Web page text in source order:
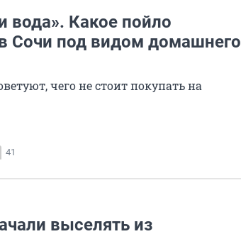
вода». Какое пойло
Сочи под видом домашнего
чего не стоит покупать на
41
выселять из